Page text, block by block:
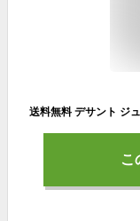
こ